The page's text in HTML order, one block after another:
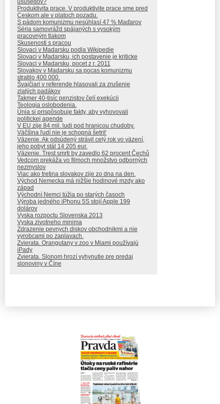
ususedov?
Produktivita prace. V produktivite prace sme pred
Ceskom ale v platoch pozadu.
S pádom komunizmu nesúhlasí 47 % Maďarov
Séria samovrážd spájaných s vysokým
pracovným tlakom
Skusenosti s pracou
Slovaci v Madarsku podla Wikipedie
Slovaci v Madarsku, ich postavenie je kriticke
Slovaci v Madarsku, pocet z r. 2011
Slovakov v Madarsku sa pocas komunizmu
stratilo 400 000.
Švajčiari v referende hlasovali za zrušenie
zlatých padákov
Takmer 40-tisíc penzistov čelí exekúcii
Teologia oslobodenia.
Únia si prispôsobuje fakty, aby vyhovovali
politickej agende
V EU zije 84 mil. ludi pod hranicou chudoby.
Väčšina ľudí nie je schopná šetriť
Väzenie. Ak odsúdený strávil celý rok vo väzení,
jeho pobyt stál 14 205 eur.
Väzenie. Trest smrti by zavedlo 62 procent Čechů
Vedcom prekáža vo filmoch množstvo odborných
nezmyslov
Viac ako tretina slovakov zije zo dna na den.
Východ Nemecka má nižšie hodinové mzdy ako
západ
Východní Nemci túžia po starých časoch
Výroba jedného iPhonu 5S stojí Apple 199
dolárov
Vyska rozpoctu Slovenska 2013
Vyska zivotneho minima
Zdrazenie pevnych diskov obchodnikmi a nie
vyrobcami po zaplavach.
Zvierata. Orangutany v zoo v Miami používajú
iPady
Zvierata. Slonom hrozí vyhynutie pre predaj
slonoviny v Číne